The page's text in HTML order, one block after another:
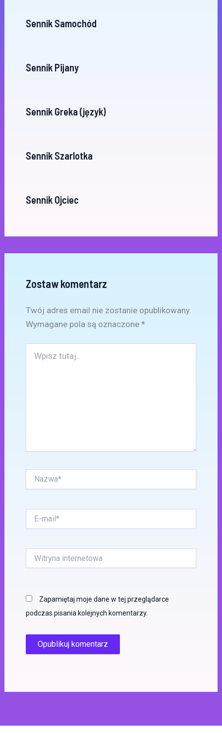
Sennik Samochód
Sennik Pijany
Sennik Greka (język)
Sennik Szarlotka
Sennik Ojciec
Zostaw komentarz
Twój adres email nie zostanie opublikowany.
Wymagane pola są oznaczone *
tutaj..
mail*
internetowa
Zapamiętaj moje dane w tej przeglądarce
podczas pisania kolejnych komentarzy.